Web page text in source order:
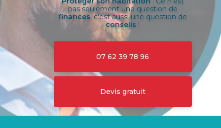
pas seulement une question de
finances, c'est aussi une question de
conseils !
07 62 39 78 96
Devis gratuit